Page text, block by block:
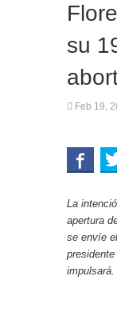
su
Feb 19,
La
apertura
se envíe
impulsará.